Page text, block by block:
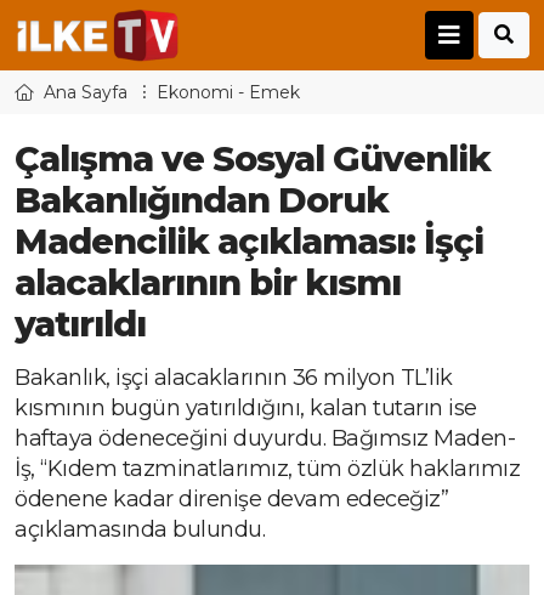
Ana Sayfa Ekonomi - Emek
Çalışma ve Sosyal Güvenlik
Bakanlığından Doruk
Madencilik açıklaması: İşçi
alacaklarının bir kısmı
yatırıldı
Bakanlık, işçi alacaklarının 36 milyon TL’lik
kısmının bugün yatırıldığını, kalan tutarın ise
haftaya ödeneceğini duyurdu. Bağımsız Maden-
İş, “Kıdem tazminatlarımız, tüm özlük haklarımız
ödenene kadar direnişe devam edeceğiz”
açıklamasında bulundu.